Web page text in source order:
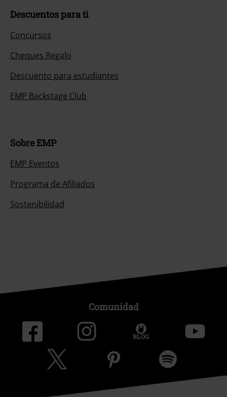
Descuentos para ti
Concursos
Cheques Regalo
Descuento para estudiantes
EMP Backstage Club
Sobre EMP
EMP Eventos
Programa de Afiliados
Sostenibilidad
Comunidad